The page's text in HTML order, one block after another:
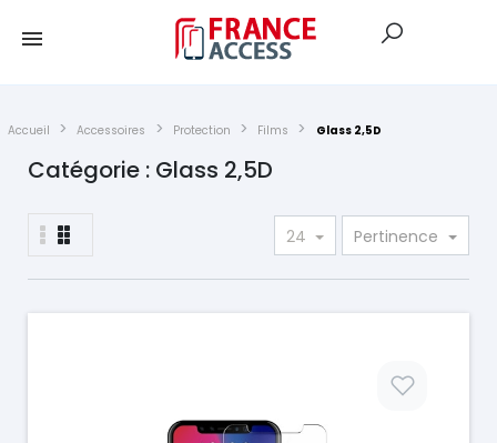
Accueil Accessoires Protection Films Glass 2,5D
Catégorie : Glass 2,5D
24 Pertinence